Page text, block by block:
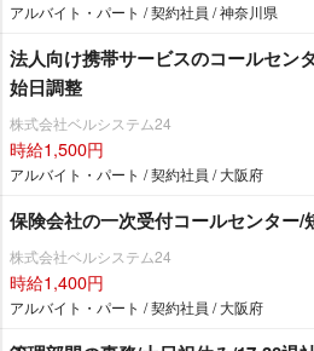
アルバイト・パート / 契約社員 / 神奈川県
法人向け携帯サービスのコールセン
始日調整
株式会社ベルシステム24
時給1,500円
アルバイト・パート / 契約社員 / 大阪府
保険会社の一次受付コールセンター/
株式会社ベルシステム24
時給1,400円
アルバイト・パート / 契約社員 / 大阪府